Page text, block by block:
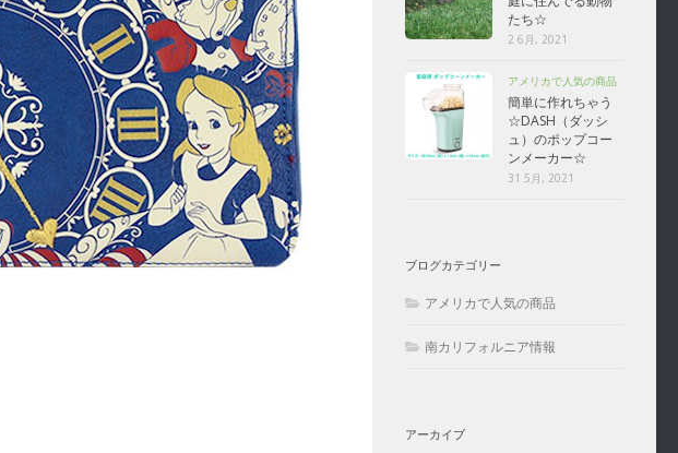
たち☆
2 6月, 2021
アメリカで人気の商品
簡単に作れちゃう
☆DASH（ダッシ
ュ）のポップコー
ンメーカー☆
31 5月, 2021
ブログカテゴリー
アメリカで人気の商品
南カリフォルニア情報
アーカイブ